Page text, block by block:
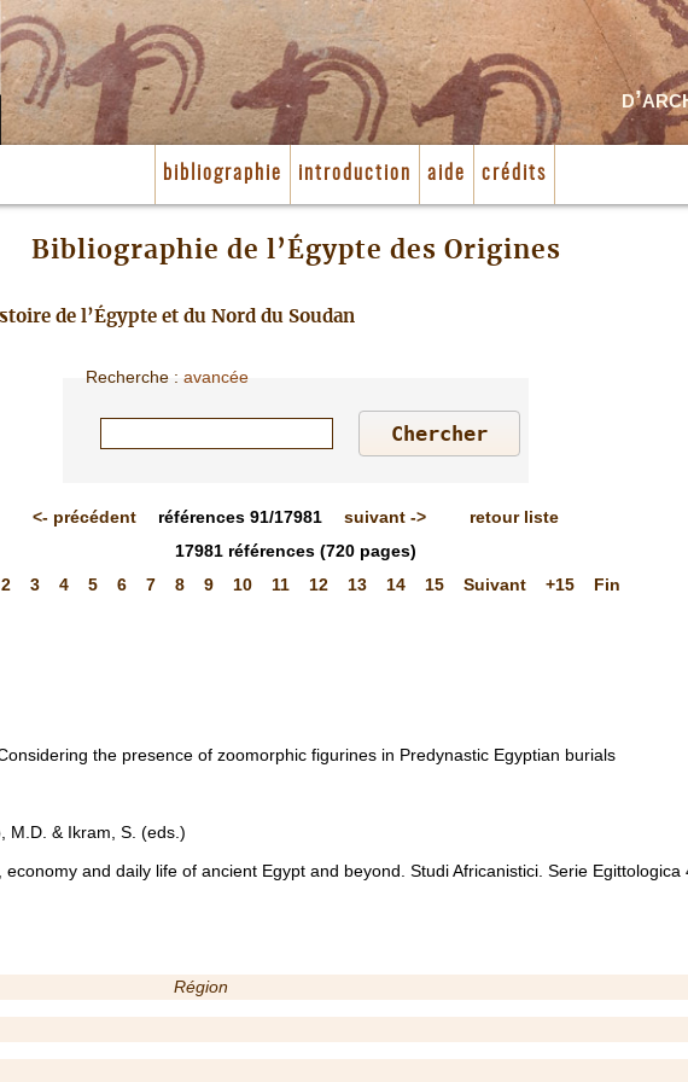
bibliographie introduction aide crédits
Bibliographie de l’Égypte des Origines
de l’Égypte et du Nord du Soudan
Recherche :avancée
<- précédent références 91/17981 suivant ->
retour liste
17981 références (720 pages)
2 3 4 5 6 7 8 9 10 11 12 13 14 15 Suivant +15 Fin
the presence of zoomorphic figurines in Predynastic Egyptian burials
M.D. & Ikram, S. (eds.)
economy and daily life of ancient Egypt and beyond. Studi Africanistici. Serie Egittologica
Région